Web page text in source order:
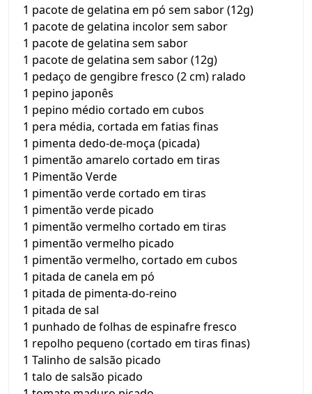
1 pacote de gelatina em pó sem sabor (12g)
1 pacote de gelatina incolor sem sabor
1 pacote de gelatina sem sabor
1 pacote de gelatina sem sabor (12g)
1 pedaço de gengibre fresco (2 cm) ralado
1 pepino japonês
1 pepino médio cortado em cubos
1 pera média, cortada em fatias finas
1 pimenta dedo-de-moça (picada)
1 pimentão amarelo cortado em tiras
1 Pimentão Verde
1 pimentão verde cortado em tiras
1 pimentão verde picado
1 pimentão vermelho cortado em tiras
1 pimentão vermelho picado
1 pimentão vermelho, cortado em cubos
1 pitada de canela em pó
1 pitada de pimenta-do-reino
1 pitada de sal
1 punhado de folhas de espinafre fresco
1 repolho pequeno (cortado em tiras finas)
1 Talinho de salsão picado
1 talo de salsão picado